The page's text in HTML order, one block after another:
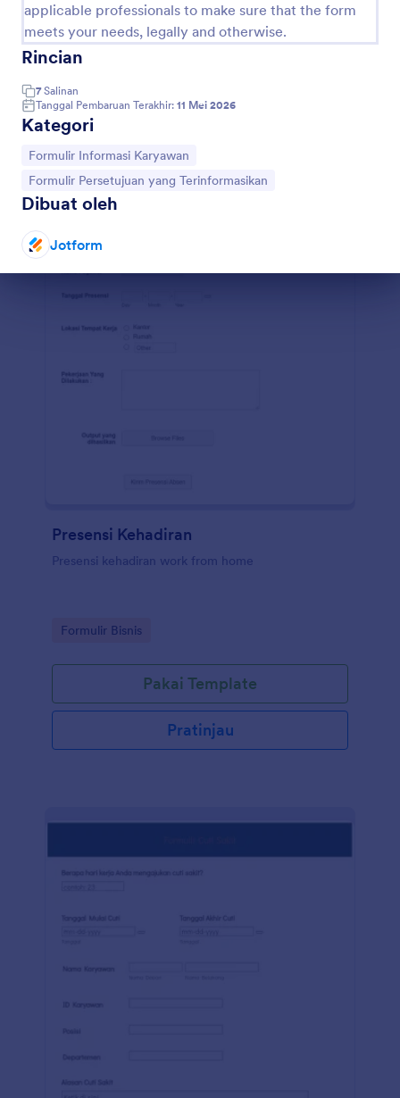
applicable professionals to make sure that the form
meets your needs, legally and otherwise.
Rincian
7 Salinan
Tanggal Pembaruan Terakhir: 11 Mei 2026
Kategori
Buka Kategori:
Formulir Informasi Karyawan
Buka Kategori:
Formulir Persetujuan yang Terinformasikan
Dibuat oleh
Jotform
Go to Category:
Formulir Informasi Karyawan
Presensi Kehadiran
Presensi kehadiran work from home
Go to Category:
Formulir Bisnis
Pakai Template
Pratinjau